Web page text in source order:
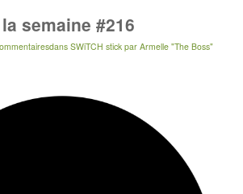
semaine #216
dans SWiTCH stick par Armelle "The Boss"